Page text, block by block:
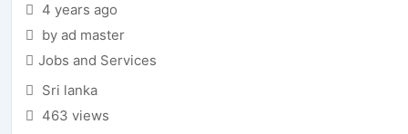
4 years ago
by ad master
Jobs and Services
Sri lanka
463 views